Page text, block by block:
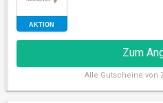
RABATT
Zum
Alle Gutscheine von